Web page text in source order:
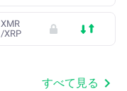
XMR
/XRP
すべて見る